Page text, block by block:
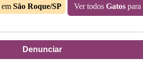
em São Roque/SP Ver todos Gatos para
Denunciar